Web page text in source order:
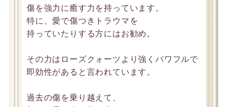
傷を強力に癒す力を持っています。
特に、愛で傷つきトラウマを
持っていたりする方にはお勧め。
その力はローズクォーツより強くパワフルで
即効性があると言われています。
過去の傷を乗り越えて、